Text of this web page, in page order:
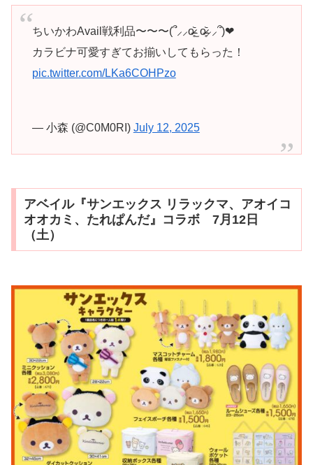
ちいかわAvail戦利品〜〜〜(՞⸝⸝o̴̶̷̥᷅ ̫ o̴̶̷̥᷅⸝⸝՞)❤︎
カラビナ可愛すぎてお揃いしてもらった！
pic.twitter.com/LKa6COHPzo
— 小森 (@C0M0RI) July 12, 2025
アベイル『サンエックス リラックマ、アオイコ
オオカミ、たれぱんだ』コラボ 7月12日
（土）